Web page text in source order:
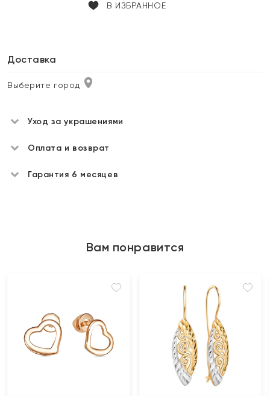
В ИЗБРАННОЕ
Доставка
Выберите город
Уход за украшениями
Оплата и возврат
Гарантия 6 месяцев
Вам понравится